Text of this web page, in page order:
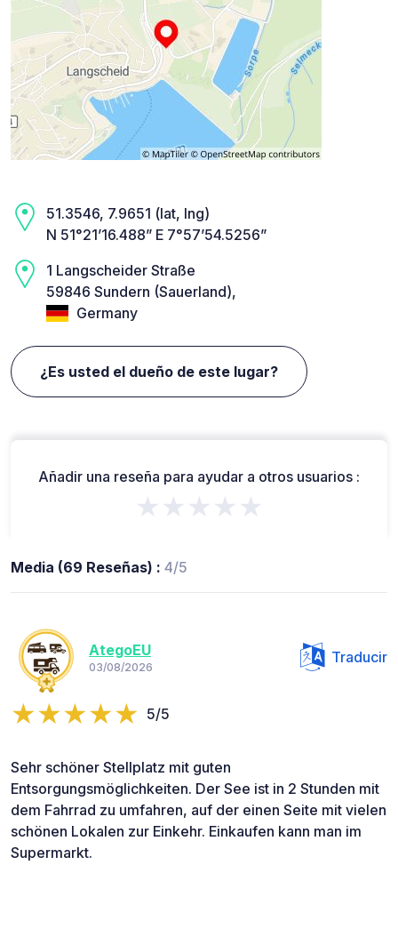
51.3546, 7.9651 (lat, lng)
N 51°21’16.488” E 7°57’54.5256”
1 Langscheider Straße
59846 Sundern (Sauerland),
Germany
¿Es usted el dueño de este lugar?
Añadir una reseña para ayudar a otros usuarios :
★★★★★
Media (69 Reseñas) : 4/5
AtegoEU
03/08/2026
Traducir
5/5
Sehr schöner Stellplatz mit guten
Entsorgungsmöglichkeiten. Der See ist in 2 Stunden mit
dem Fahrrad zu umfahren, auf der einen Seite mit vielen
schönen Lokalen zur Einkehr. Einkaufen kann man im
Supermarkt.